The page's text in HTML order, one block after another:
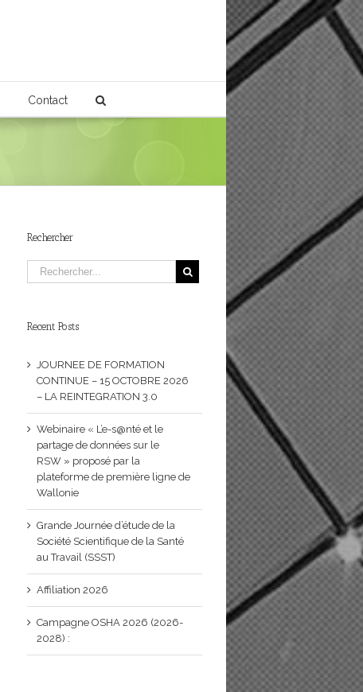
Contact
Rechercher
Recent Posts
JOURNEE DE FORMATION
CONTINUE – 15 OCTOBRE 2026
– LA REINTEGRATION 3.0
Webinaire « L’e-s@nté et le
partage de données sur le
RSW » proposé par la
plateforme de première ligne de
Wallonie
Grande Journée d’étude de la
Société Scientifique de la Santé
au Travail (SSST)
Affiliation 2026
Campagne OSHA 2026 (2026-
2028) :